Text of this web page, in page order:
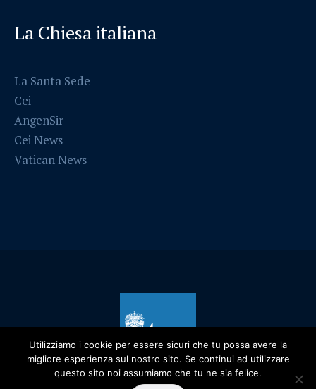
La Chiesa italiana
La Santa Sede
Cei
AngenSir
Cei News
Vatican News
Utilizziamo i cookie per essere sicuri che tu possa avere la
migliore esperienza sul nostro sito. Se continui ad utilizzare
questo sito noi assumiamo che tu ne sia felice.